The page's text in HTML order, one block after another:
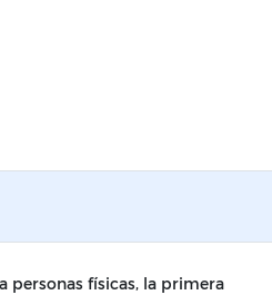
personas físicas, la primera